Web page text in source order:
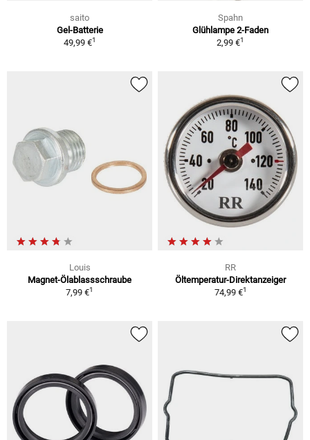
saito
Gel-Batterie
49,99 €1
Spahn
Glühlampe 2-Faden
2,99 €1
Louis
Magnet-Ölablassschraube
7,99 €1
RR
Öltemperatur-Direktanzeiger
74,99 €1